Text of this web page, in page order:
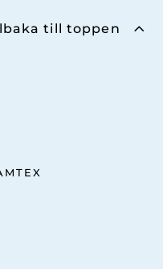
till toppen